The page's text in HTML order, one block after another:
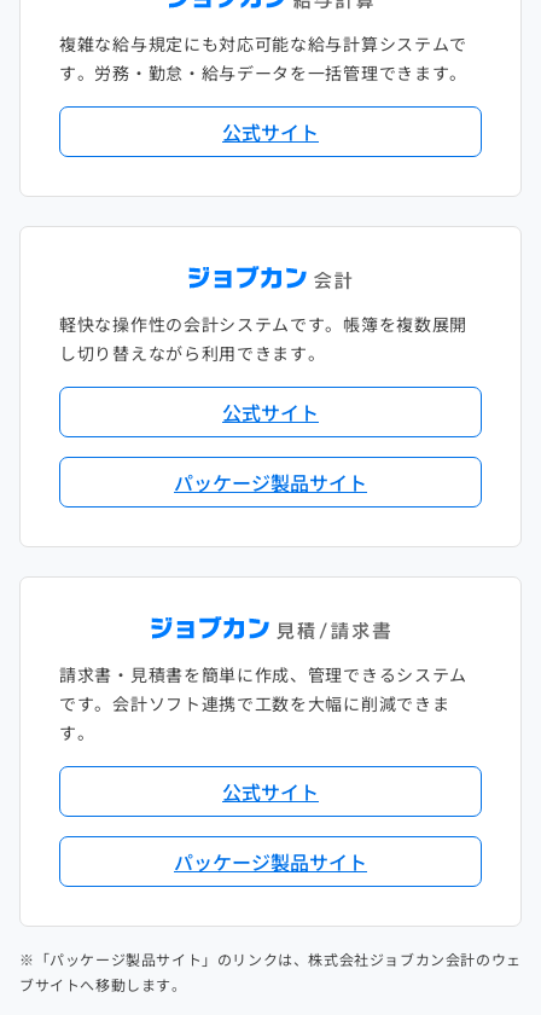
複雑な給与規定にも対応可能な給与計算システムで
す。労務・勤怠・給与データを一括管理できます。
公式サイト
軽快な操作性の会計システムです。帳簿を複数展開
し切り替えながら利用できます。
公式サイト
パッケージ製品サイト
請求書・見積書を簡単に作成、管理できるシステム
です。会計ソフト連携で工数を大幅に削減できま
す。
公式サイト
パッケージ製品サイト
※「パッケージ製品サイト」のリンクは、株式会社ジョブカン会計のウェ
ブサイトへ移動します。